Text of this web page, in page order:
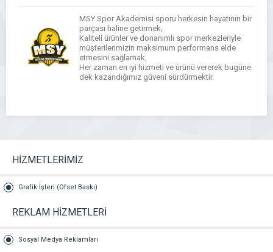
MSY Spor Akademisi sporu herkesin hayatının bir
parçası haline getirmek,
Kaliteli ürünler ve donanımlı spor merkezleriyle
müşterilerimizin maksimum performans elde
etmesini sağlamak,
Her zaman en iyi hizmeti ve ürünü vererek bugüne
dek kazandığımız güveni sürdürmektir.
HİZMETLERİMİZ
Grafik İşleri (Ofset Baskı)
REKLAM HİZMETLERİ
Sosyal Medya Reklamları